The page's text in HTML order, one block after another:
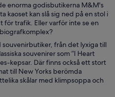
enorma godisbutikerna M&M's
kaoset kan slå sig ned på en stol i
för trafik. Eller varför inte se en
från det lyxiga till
souvenirer som ”I Heart
kepsar. Där finns också ett stort
till New Yorks berömda
skålar med klimpsoppa och